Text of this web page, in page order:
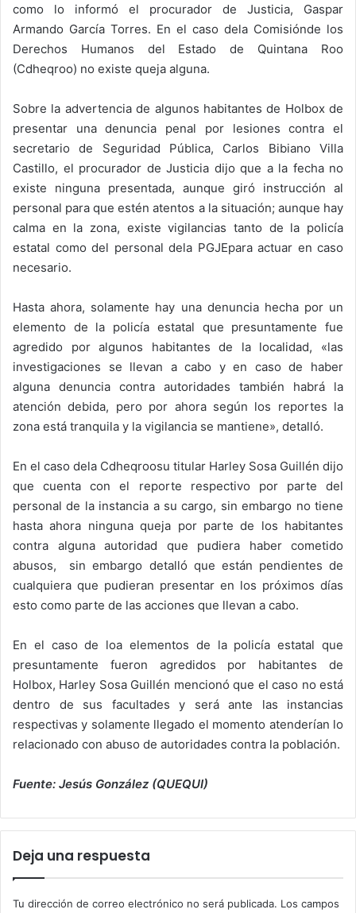
como lo informó el procurador de Justicia, Gaspar
Armando García Torres. En el caso dela Comisiónde los
Derechos Humanos del Estado de Quintana Roo
(Cdheqroo) no existe queja alguna.
Sobre la advertencia de algunos habitantes de Holbox de
presentar una denuncia penal por lesiones contra el
secretario de Seguridad Pública, Carlos Bibiano Villa
Castillo, el procurador de Justicia dijo que a la fecha no
existe ninguna presentada, aunque giró instrucción al
personal para que estén atentos a la situación; aunque hay
calma en la zona, existe vigilancias tanto de la policía
estatal como del personal dela PGJEpara actuar en caso
necesario.
Hasta ahora, solamente hay una denuncia hecha por un
elemento de la policía estatal que presuntamente fue
agredido por algunos habitantes de la localidad, «las
investigaciones se llevan a cabo y en caso de haber
alguna denuncia contra autoridades también habrá la
atención debida, pero por ahora según los reportes la
zona está tranquila y la vigilancia se mantiene», detalló.
En el caso dela Cdheqroosu titular Harley Sosa Guillén dijo
que cuenta con el reporte respectivo por parte del
personal de la instancia a su cargo, sin embargo no tiene
hasta ahora ninguna queja por parte de los habitantes
contra alguna autoridad que pudiera haber cometido
abusos, sin embargo detalló que están pendientes de
cualquiera que pudieran presentar en los próximos días
esto como parte de las acciones que llevan a cabo.
En el caso de loa elementos de la policía estatal que
presuntamente fueron agredidos por habitantes de
Holbox, Harley Sosa Guillén mencionó que el caso no está
dentro de sus facultades y será ante las instancias
respectivas y solamente llegado el momento atenderían lo
relacionado con abuso de autoridades contra la población.
Fuente: Jesús González (QUEQUI)
Deja una respuesta
Tu dirección de correo electrónico no será publicada. Los campos